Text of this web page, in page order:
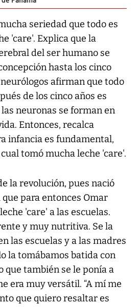
seriedad que todo es
'care'. Explica que la
del ser humano se
hasta los cinco
afirman que todo
de los cinco años es
neuronas se forman en
Entonces, recalca
infancia es fundamental,
tomó mucha leche 'care'.
la revolución, pues nació
que para entonces Omar
'care' a las escuelas.
y muy nutritiva. Se la
las escuelas y a las madres
la tomábamos batida con
que también se le ponía a
era muy versátil. “A mí me
que quiero resaltar es